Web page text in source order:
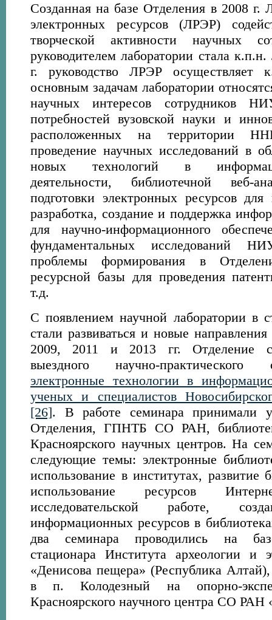
Созданная на базе Отделения в 2008 г.
электронных ресурсов (ЛРЭР)
творческой активности научных
руководителем лаборатории стала
г. руководство ЛРЭР
основным задачам лаборатории
научных интересов сотрудников
потребностей вузовской науки и
расположенных на территории
проведение научных исследований в
новых технологий в
деятельности, библиотечной веб-
подготовки электронных ресурсов
разработка, создание и поддержка
для научно-информационного
фундаментальных исследований
проблемы формирования в
ресурсной базы для проведения
т.д.
С появлением научной лаборатории в
стали развиваться и новые
2009, 2011 и 2013 гг. Отделение
выездного научно-
электронные технологии в
ученых и специалистов
[26]. В работе семинара принимали
Отделения, ГПНТБ СО РАН,
Красноярского научных центров. На
следующие темы: электронные
использование в институтах, развитие
использование ресурсов
исследовательской работе,
информационных ресурсов в
два семинара проводились на базе
стационара Института археологии
«Денисова пещера» (Республика
в п. Колодезный на опорно-
Красноярского научного центра СО